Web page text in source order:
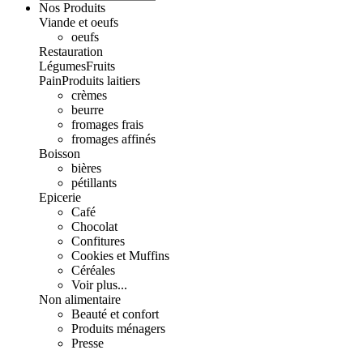
Nos Produits
Viande et oeufs
oeufs
Restauration
LégumesFruits
PainProduits laitiers
crèmes
beurre
fromages frais
fromages affinés
Boisson
bières
pétillants
Epicerie
Café
Chocolat
Confitures
Cookies et Muffins
Céréales
Voir plus...
Non alimentaire
Beauté et confort
Produits ménagers
Presse